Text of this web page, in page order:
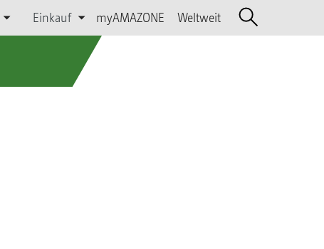
Einkauf myAMAZONE Weltweit